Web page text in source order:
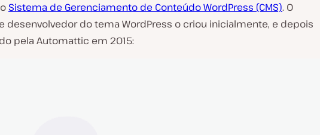
Sistema de Gerenciamento de Conteúdo WordPress (CMS). O
desenvolvedor do tema WordPress o criou inicialmente, e depois
pela Automattic em 2015: